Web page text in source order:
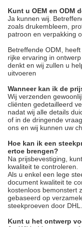
Kunt u OEM en ODM
Ja kunnen wij.
zoals drukembleem,
patroon en verpakking
Betreffende ODM,
rijke ervaring in
denkt en wij zullen u
uitvoeren
Wanneer kan ik de
Wij verzenden
cliënten gedetailleerd
nadat wij alle details
of in de dringende
ons en wij kunnen uw
Hoe kan ik een
ertoe brengen?
Na prijsbevestiging,
kwaliteit te controleren.
Als u enkel een lege
document kwaliteit te
kostenloos bemonstert
gebaseerd op
steekproeven door DHL.
Kunt u het ontwerp